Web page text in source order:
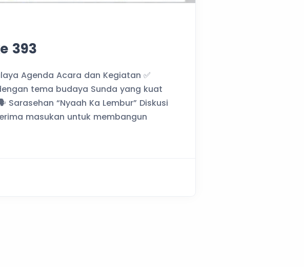
393
Agenda Acara dan Kegiatan ✅
tema budaya Sunda yang kuat
“Nyaah Ka Lembur” Diskusi
masukan untuk membangun